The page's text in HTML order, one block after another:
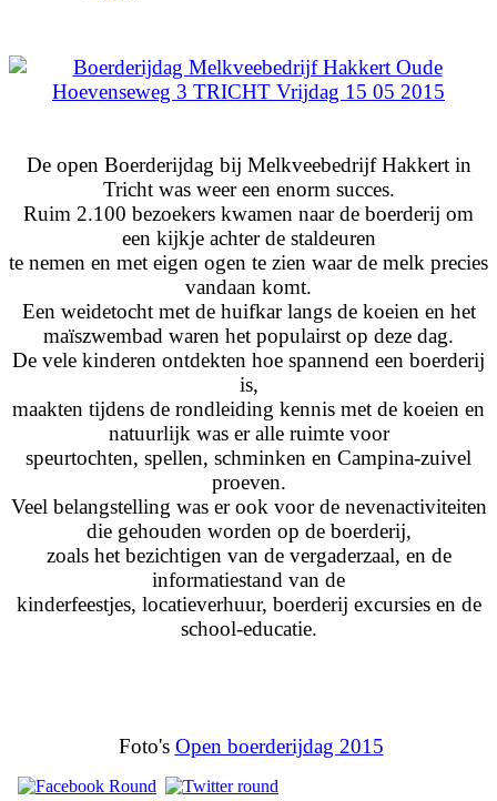
De open Boerderijdag bij Melkveebedrijf Hakkert in
Tricht was weer een enorm succes.
Ruim 2.100 bezoekers kwamen naar de boerderij om
een kijkje achter de staldeuren
te nemen en met eigen ogen te zien waar de melk precies
vandaan komt.
Een weidetocht met de huifkar langs de koeien en het
maïszwembad waren het populairst op deze dag.
De vele kinderen ontdekten hoe spannend een boerderij
is,
maakten tijdens de rondleiding kennis met de koeien en
natuurlijk was er alle ruimte voor
speurtochten, spellen, schminken en Campina-zuivel
proeven.
Veel belangstelling was er ook voor de nevenactiviteiten
die gehouden worden op de boerderij,
zoals het bezichtigen van de vergaderzaal, en de
informatiestand van de
kinderfeestjes, locatieverhuur, boerderij excursies en de
school-educatie.
Foto's Open boerderijdag 2015